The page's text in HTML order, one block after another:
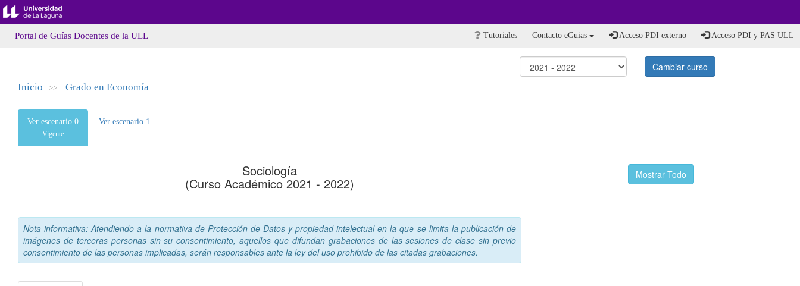
Portal de Guías Docentes de la ULL Tutoriales Contacto eGuias Acceso PDI externo Acceso PDI y PAS ULL
Cambiar curso
Inicio >> Grado en Economía
Ver escenario 0
Vigente
Ver escenario 1
Sociología
(Curso Académico 2021 - 2022)
Mostrar Todo
Nota informativa: Atendiendo a la normativa de Protección de Datos y propiedad intelectual en la que se limita la publicación de
imágenes de terceras personas sin su consentimiento, aquellos que difundan grabaciones de las sesiones de clase sin previo
consentimiento de las personas implicadas, serán responsables ante la ley del uso prohibido de las citadas grabaciones.